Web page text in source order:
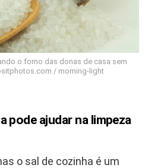
o forno das donas de casa sem
/ morning-light
pode ajudar na limpeza
o sal de cozinha é um